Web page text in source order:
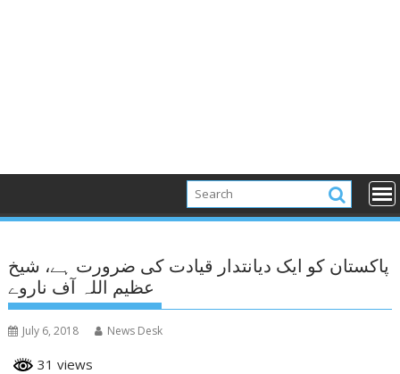
پاکستان کو ایک دیانتدار قیادت کی ضرورت ہے، شیخ
عظیم اللہ آف ناروے
July 6, 2018 News Desk
31 views